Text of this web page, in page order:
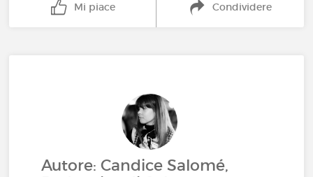
Mi piace Condividere
Autore: Candice Salomé,